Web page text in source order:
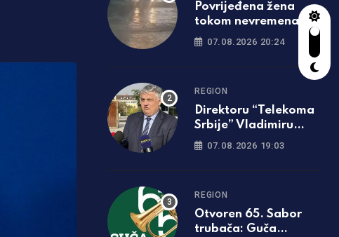
Povrijeđena žena
tokom nevremena u
Srbiji: Drvo palo na
nju, hitno prevezena u
bolnicu
07.08.2026 20:24
REGION
Direktoru “Telekoma
Srbije” Vladimiru
Lučiću zabranjen
07.08.2026 19:03
REGION
Otvoren 65. Sabor
trubača: Guča